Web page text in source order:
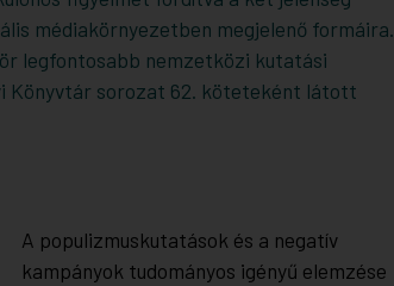
médiakörnyezetben megjelenő formáira.
legfontosabb nemzetközi kutatási
Könyvtár sorozat 62. köteteként látott
A populizmuskutatások és a negatív
kampányok tudományos igényű elemzése